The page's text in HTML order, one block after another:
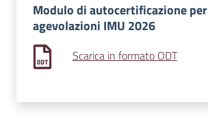
Modulo di autocertificazione per
agevolazioni IMU 2026
Scarica in formato ODT